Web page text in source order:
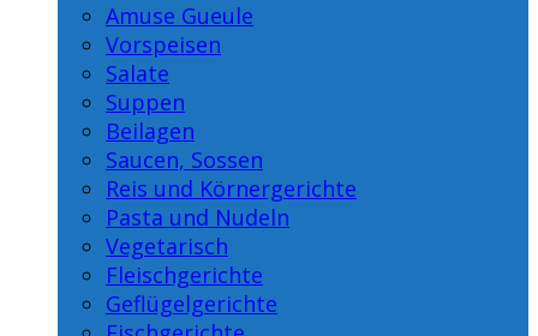
Amuse Gueule
Vorspeisen
Salate
Suppen
Beilagen
Saucen, Sossen
Reis und Körnergerichte
Pasta und Nudeln
Vegetarisch
Fleischgerichte
Geflügelgerichte